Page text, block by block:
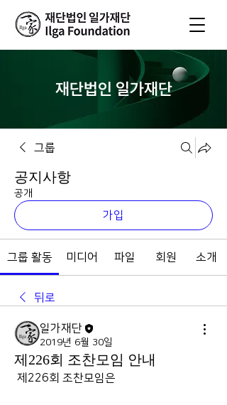
재단법인 일가재단
그룹
공지사항
공개
가입
그룹 활동 미디어 파일 회원 소개
뒤로
일가재단
2019년 6월 30일
제226회 조찬모임 안내
제226회 조찬모임은